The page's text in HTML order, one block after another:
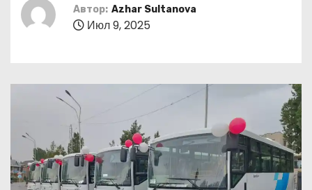
Автор: Azhar Sultanova
Июл 9, 2025